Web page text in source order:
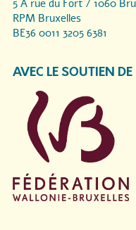
5 A rue du Fort / 1060
RPM Bruxelles
BE36 0011 3205 6381
AVEC LE SOUTIEN DE